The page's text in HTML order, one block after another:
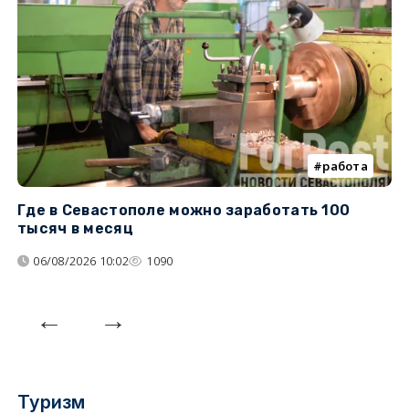
работа
Где в Севастополе можно заработать 100
тысяч в месяц
06/08/2026 10:02 1090
Туризм